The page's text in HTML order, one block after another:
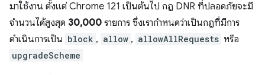
มาใช้งาน ตั้งแต่ Chrome 121 เป็นต้นไป กฎ DNR ที่ปลอดภัยจะมี
จำนวนได้สูงสุด 30,000 รายการ ซึ่งเรากำหนดว่าเป็นกฎที่มีการ
ดำเนินการเป็น block , allow , allowAllRequests หรือ
upgradeScheme